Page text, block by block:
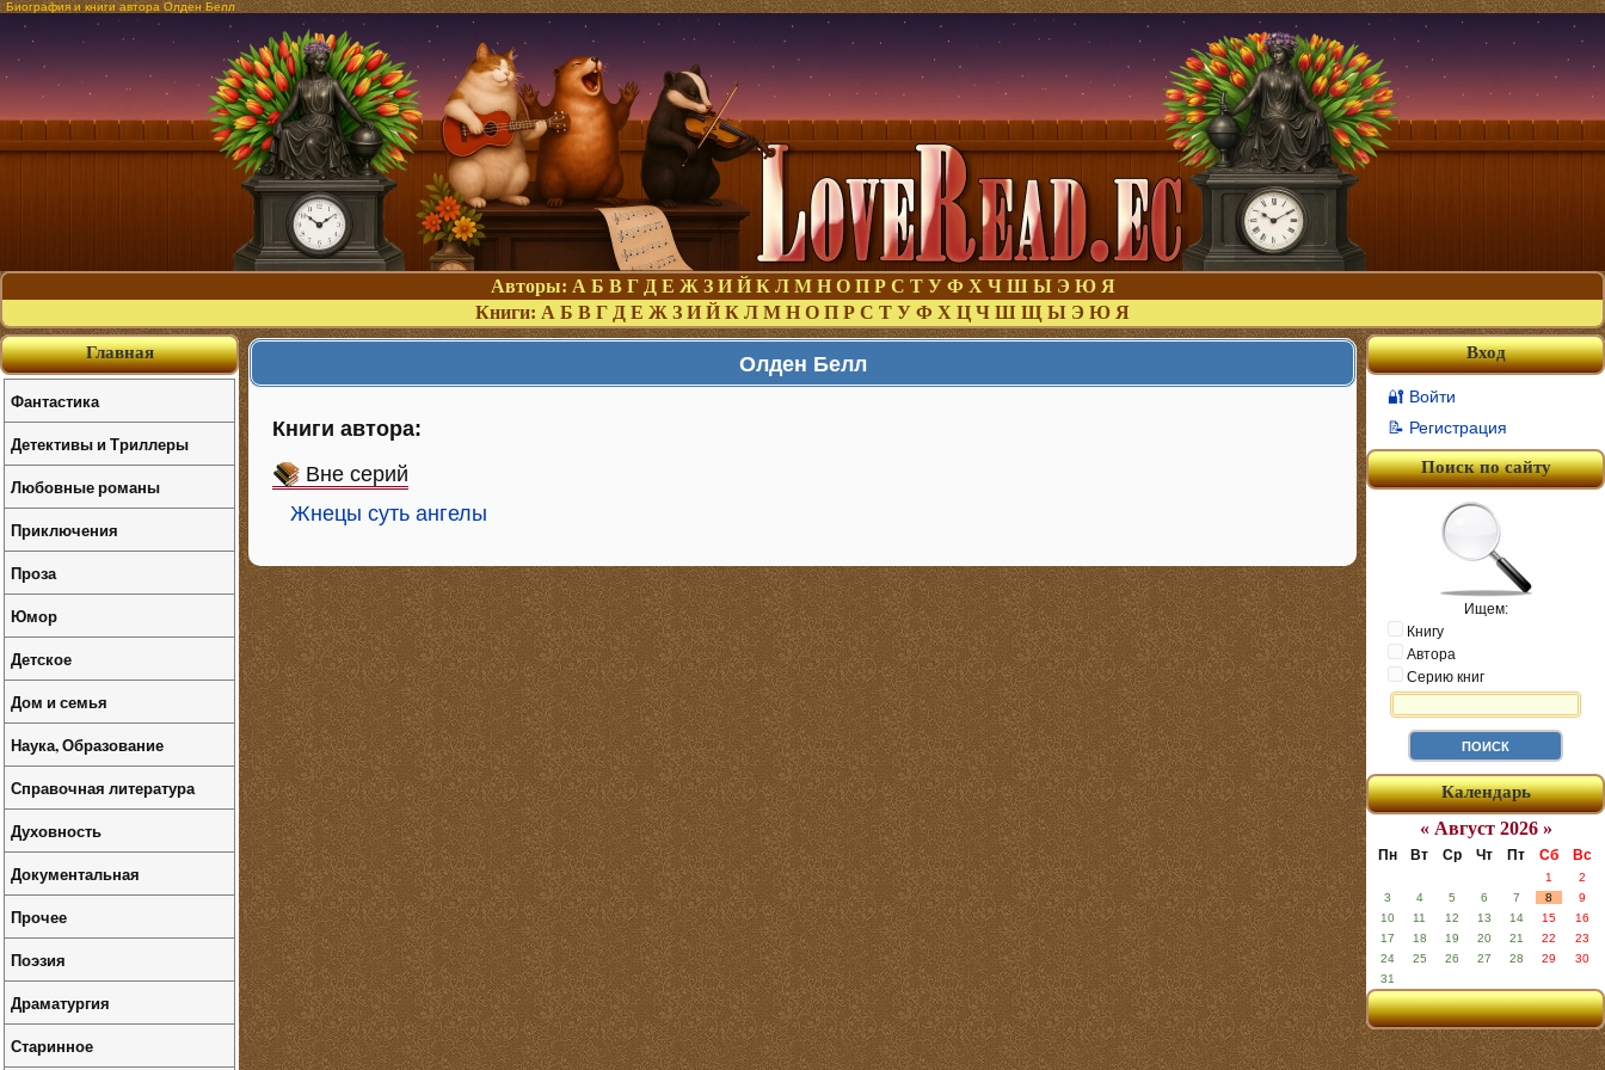
Биография и книги автора Олден Белл
Авторы: А Б В Г Д Е Ж З И Й К Л М Н О П Р С Т У Ф Х Ч Ш Ы Э Ю Я
Книги: А Б В Г Д Е Ж З И Й К Л М Н О П Р С Т У Ф Х Ц Ч Ш Щ Ы Э Ю Я
Олден Белл
Книги автора:
Вне серий
Жнецы суть ангелы
Вход
🔐 Войти
📝 Регистрация
Поиск по сайту
Ищем:
Книгу
Автора
Серию книг
Календарь
« Август 2026 »
Пн Вт Ср Чт Пт Сб Вс
1
2
3
4 5 6 7 8
9
10
11 12 13 14 15
16
17
18 19 20 21 22
23
24
25 26 27 28 29
30
31
Главная
Фантастика
Детективы и Триллеры
Любовные романы
Приключения
Проза
Юмор
Детское
Дом и семья
Наука, Образование
Справочная литература
Духовность
Документальная
Прочее
Поэзия
Драматургия
Старинное